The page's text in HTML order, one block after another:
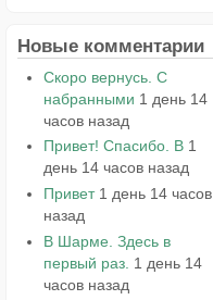
Новые комментарии
Скоро вернусь. С
набранными 1 день 14
часов назад
Привет! Спасибо. В 1
день 14 часов назад
Привет 1 день 14 часов
назад
В Шарме. Здесь в
первый раз. 1 день 14
часов назад